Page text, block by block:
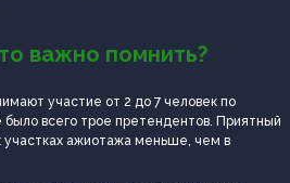
важно помнить?
участие от 2 до 7 человек по
всего трое претендентов. Приятный
ажиотажа меньше, чем в